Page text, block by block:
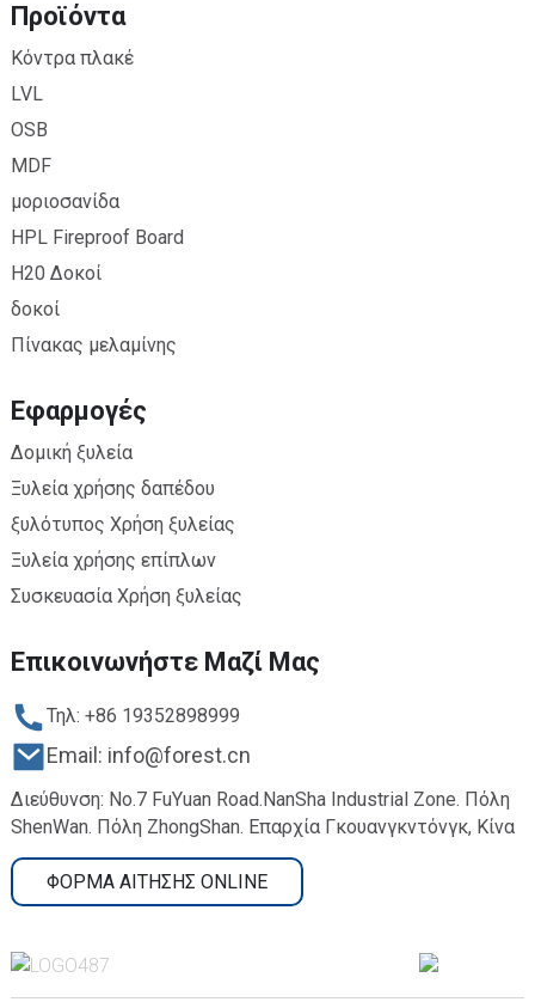
Προϊόντα
Κόντρα πλακέ
LVL
OSB
MDF
μοριοσανίδα
HPL Fireproof Board
H20 Δοκοί
δοκοί
Πίνακας μελαμίνης
Εφαρμογές
Δομική ξυλεία
Ξυλεία χρήσης δαπέδου
ξυλότυπος Χρήση ξυλείας
Ξυλεία χρήσης επίπλων
Συσκευασία Χρήση ξυλείας
Επικοινωνήστε Μαζί Μας
Τηλ: +86 19352898999
Email: info@forest.cn
Διεύθυνση: No.7 FuYuan Road.NanSha Industrial Zone. Πόλη
ShenWan. Πόλη ZhongShan. Επαρχία Γκουανγκντόνγκ, Κίνα
ΦΟΡΜΑ ΑΙΤΗΣΗΣ ONLINE